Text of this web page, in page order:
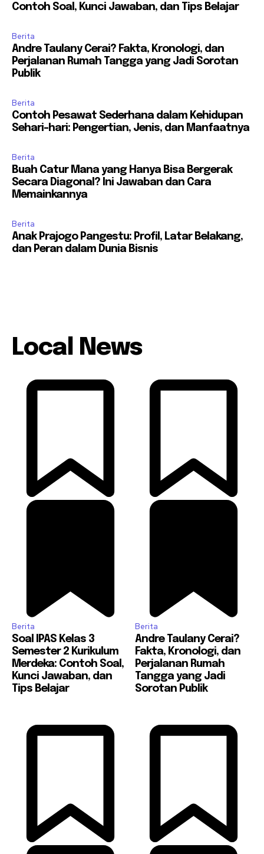
Contoh Soal, Kunci Jawaban, dan Tips Belajar
Berita
Andre Taulany Cerai? Fakta, Kronologi, dan
Perjalanan Rumah Tangga yang Jadi Sorotan
Publik
Berita
Contoh Pesawat Sederhana dalam Kehidupan
Sehari-hari: Pengertian, Jenis, dan Manfaatnya
Berita
Buah Catur Mana yang Hanya Bisa Bergerak
Secara Diagonal? Ini Jawaban dan Cara
Memainkannya
Berita
Anak Prajogo Pangestu: Profil, Latar Belakang,
dan Peran dalam Dunia Bisnis
Local News
Berita
Soal IPAS Kelas 3
Semester 2 Kurikulum
Merdeka: Contoh Soal,
Kunci Jawaban, dan
Tips Belajar
Berita
Andre Taulany Cerai?
Fakta, Kronologi, dan
Perjalanan Rumah
Tangga yang Jadi
Sorotan Publik